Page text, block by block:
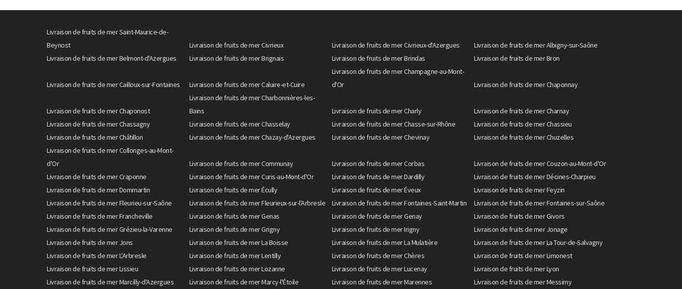
Livraison de fruits de mer Saint-Maurice-de-
Beynost
Livraison de fruits de mer Civrieux Livraison de fruits de mer Civrieux-d'Azergues
Livraison de fruits de mer Albigny-sur-Saône
Livraison de fruits de mer Belmont-d'Azergues
Livraison de fruits de mer Brignais Livraison de fruits de mer Brindas Livraison de fruits de mer Bron
Livraison de fruits de mer Cailloux-sur-Fontaines Livraison de fruits de mer Caluire-et-Cuire
Livraison de fruits de mer Champagne-au-Mont-
d'Or
Livraison de fruits de mer Chaponnay
Livraison de fruits de mer Chaponost
Livraison de fruits de mer Charbonnières-les-
Bains
Livraison de fruits de mer Charly
Livraison de fruits de mer Charnay
Livraison de fruits de mer Chassagny
Livraison de fruits de mer Chasselay Livraison de fruits de mer Chasse-sur-Rhône
Livraison de fruits de mer Chassieu
Livraison de fruits de mer Châtillon
Livraison de fruits de mer Chazay-d'Azergues Livraison de fruits de mer Chevinay
Livraison de fruits de mer Chuzelles
Livraison de fruits de mer Collonges-au-Mont-
d'Or
Livraison de fruits de mer Communay Livraison de fruits de mer Corbas
Livraison de fruits de mer Couzon-au-Mont-d'Or
Livraison de fruits de mer Craponne
Livraison de fruits de mer Curis-au-Mont-d'Or Livraison de fruits de mer Dardilly
Livraison de fruits de mer Décines-Charpieu
Livraison de fruits de mer Dommartin
Livraison de fruits de mer Écully Livraison de fruits de mer Éveux
Livraison de fruits de mer Feyzin
Livraison de fruits de mer Fleurieu-sur-Saône
Livraison de fruits de mer Fleurieux-sur-l'Arbresle Livraison de fruits de mer Fontaines-Saint-Martin
Livraison de fruits de mer Fontaines-sur-Saône
Livraison de fruits de mer Francheville
Livraison de fruits de mer Genas Livraison de fruits de mer Genay
Livraison de fruits de mer Givors
Livraison de fruits de mer Grézieu-la-Varenne
Livraison de fruits de mer Grigny Livraison de fruits de mer Irigny
Livraison de fruits de mer Jonage
Livraison de fruits de mer Jons
Livraison de fruits de mer La Boisse Livraison de fruits de mer La Mulatière
Livraison de fruits de mer La Tour-de-Salvagny
Livraison de fruits de mer L'Arbresle
Livraison de fruits de mer Lentilly Livraison de fruits de mer Chères
Livraison de fruits de mer Limonest
Livraison de fruits de mer Lissieu
Livraison de fruits de mer Lozanne Livraison de fruits de mer Lucenay
Livraison de fruits de mer Lyon
Livraison de fruits de mer Marcilly-d'Azergues
Livraison de fruits de mer Marcy-l'Étoile Livraison de fruits de mer Marennes Livraison de fruits de mer Messimy